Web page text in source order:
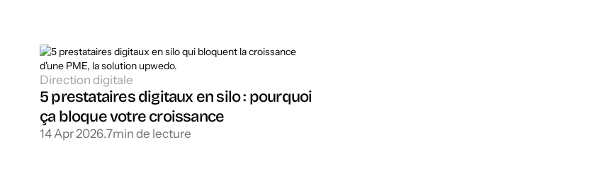
Direction digitale
5 prestataires digitaux en silo : pourquoi
ça bloque votre croissance
14 Apr 2026.7min de lecture